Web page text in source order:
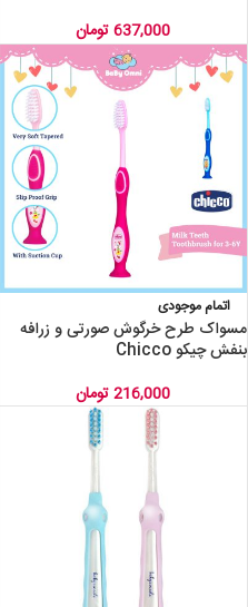
637,000تومان
اتمام موجودی
مسواک طرح خرگوش صورتی و زرافه
بنفش چیکو Chicco
216,000تومان